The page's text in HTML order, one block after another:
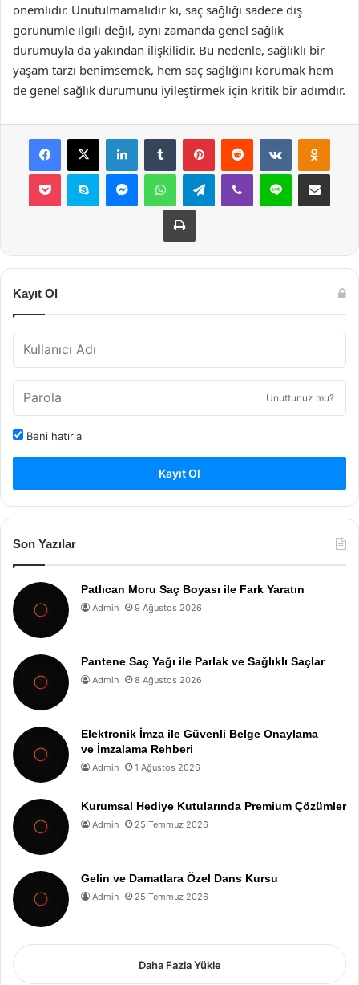
önemlidir. Unutulmamalıdır ki, saç sağlığı sadece dış
görünümle ilgili değil, aynı zamanda genel sağlık
durumuyla da yakından ilişkilidir. Bu nedenle, sağlıklı bir
yaşam tarzı benimsemek, hem saç sağlığını korumak hem
de genel sağlık durumunu iyileştirmek için kritik bir adımdır.
Facebook
X LinkedInTumblr PinterestReddit VKontakte
Pocket Skype MessengerWhatsAppTelegramViber Line E-Posta ile
Yazdır
Kayıt Ol
Unuttunuz mu?
Beni hatırla
Kayıt Ol
Son Yazılar
Patlıcan Moru Saç Boyası ile Fark Yaratın
Admin 9 Ağustos 2026
Pantene Saç Yağı ile Parlak ve Sağlıklı Saçlar
Admin 8 Ağustos 2026
Elektronik İmza ile Güvenli Belge Onaylama
ve İmzalama Rehberi
Admin 1 Ağustos 2026
Kurumsal Hediye Kutularında Premium Çözümler
Admin 25 Temmuz 2026
Gelin ve Damatlara Özel Dans Kursu
Admin 25 Temmuz 2026
Daha Fazla Yükle